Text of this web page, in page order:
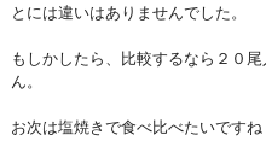
とには違いはありませんでした。
もしかしたら、比較するなら２０
ん。
お次は塩焼きで食べ比べたいですね